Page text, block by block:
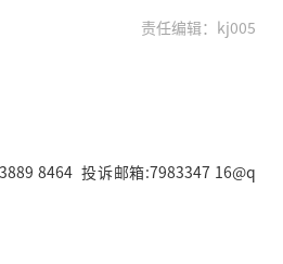
责任编辑：kj005
8464 投诉邮箱:7983347 16@q